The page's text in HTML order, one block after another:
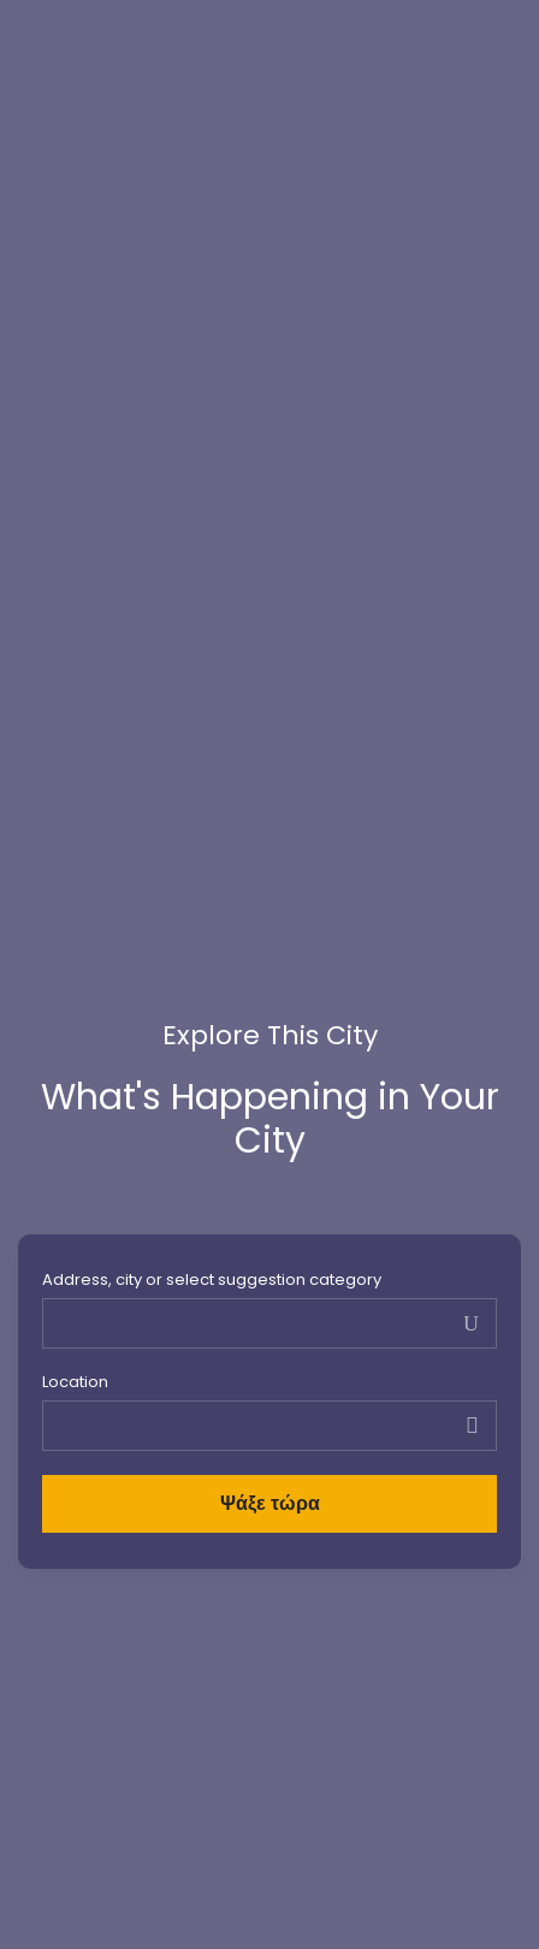
Explore This City
What's Happening in Your
City
Address, city or select suggestion category
Location